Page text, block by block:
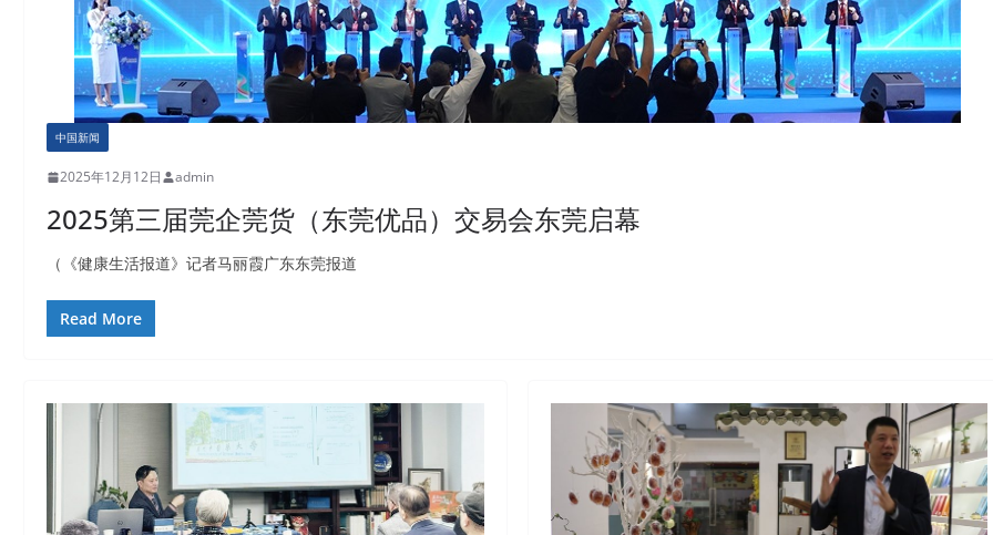
中国新闻
2025年12月12日 admin
2025第三届莞企莞货（东莞优品）交易会东莞启幕
（《健康生活报道》记者马丽霞广东东莞报道
Read More